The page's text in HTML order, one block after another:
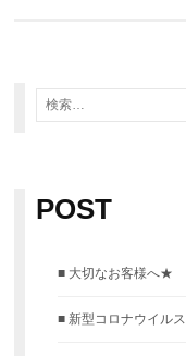
検
索
POST
大切なお客様へ★
新型コロナウイル